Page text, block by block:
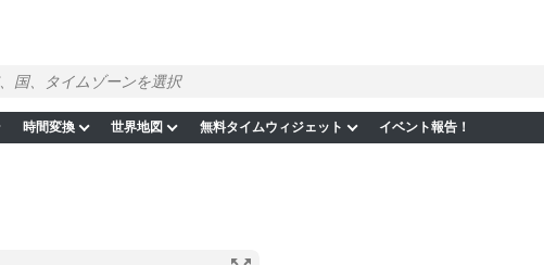
時間変換 世界地図 無料タイムウィジェット イベント報告！